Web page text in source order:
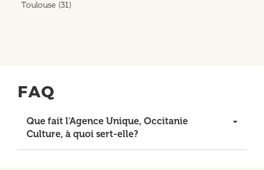
Toulouse (31)
FAQ
Que fait l'Agence Unique, Occitanie
Culture, à quoi sert-elle?